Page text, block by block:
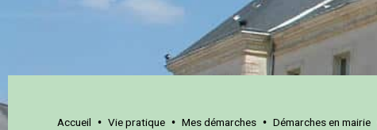
Accueil • Vie pratique • Mes démarches • Démarches en mairie